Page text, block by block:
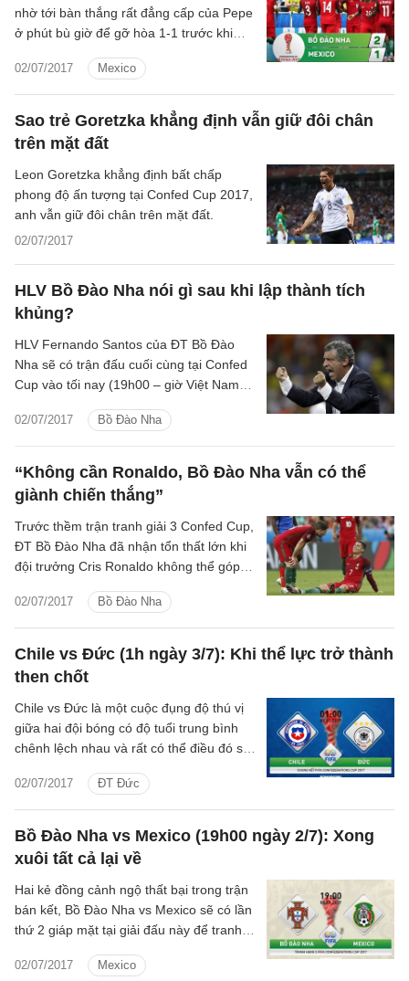
02/07/2017 Mexico
nhờ tới bàn thắng rất đẳng cấp của Pepe
ở phút bù giờ để gỡ hòa 1-1 trước khi
tranh hạng 3 Confed Cup.
Sao trẻ Goretzka khẳng định vẫn giữ đôi chân
trên mặt đất
02/07/2017
Leon Goretzka khẳng định bất chấp
phong độ ấn tượng tại Confed Cup 2017,
anh vẫn giữ đôi chân trên mặt đất.
HLV Bồ Đào Nha nói gì sau khi lập thành tích
khủng?
02/07/2017 Bồ Đào Nha
HLV Fernando Santos của ĐT Bồ Đào
Nha sẽ có trận đấu cuối cùng tại Confed
Cup vào tối nay (19h00 – giờ Việt Nam)
hướng về phía trước với sự tự tin cao độ.
“Không cần Ronaldo, Bồ Đào Nha vẫn có thể
giành chiến thắng”
02/07/2017 Bồ Đào Nha
Trước thềm trận tranh giải 3 Confed Cup,
ĐT Bồ Đào Nha đã nhận tổn thất lớn khi
đội trưởng Cris Ronaldo không thể góp
Soares, điều này không thành vấn đề.
Chile vs Đức (1h ngày 3/7): Khi thể lực trở thành
then chốt
02/07/2017 ĐT Đức
Chile vs Đức là một cuộc đụng độ thú vị
giữa hai đội bóng có độ tuổi trung bình
chênh lệch nhau và rất có thể điều đó sẽ
Confed Cup 2017.
Bồ Đào Nha vs Mexico (19h00 ngày 2/7): Xong
xuôi tất cả lại về
02/07/2017 Mexico
Hai kẻ đồng cảnh ngộ thất bại trong trận
bán kết, Bồ Đào Nha vs Mexico sẽ có lần
thứ 2 giáp mặt tại giải đấu này để tranh